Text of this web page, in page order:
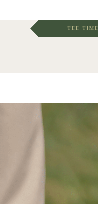
TEE TIME